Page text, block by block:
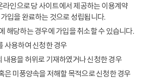
라인으로 당 사이트에서 제공하는 이용계약
입을 완료하는 것으로 성립됩니다.
해당하는 경우에 가입을 취소할 수 있습니다.
사용하여 신청한 경우
내용을 허위로 기재하였거나 신청한 경우
은 미풍양속을 저해할 목적으로 신청한 경우